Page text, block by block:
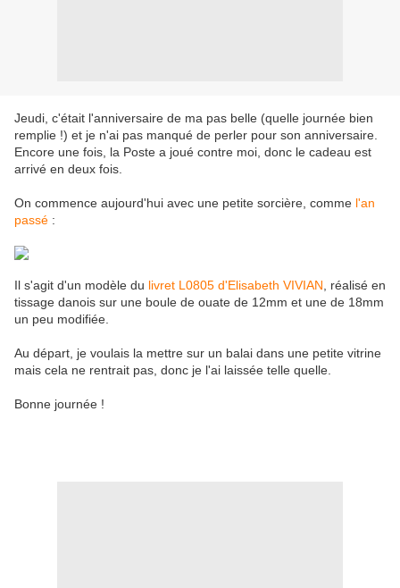
Jeudi, c'était l'anniversaire de ma pas belle (quelle journée bien
remplie !) et je n'ai pas manqué de perler pour son anniversaire.
Encore une fois, la Poste a joué contre moi, donc le cadeau est
arrivé en deux fois.
On commence aujourd'hui avec une petite sorcière, comme l'an
passé :
Il s'agit d'un modèle du livret L0805 d'Elisabeth VIVIAN , réalisé en
tissage danois sur une boule de ouate de 12mm et une de 18mm
un peu modifiée.
Au départ, je voulais la mettre sur un balai dans une petite vitrine
mais cela ne rentrait pas, donc je l'ai laissée telle quelle.
Bonne journée !